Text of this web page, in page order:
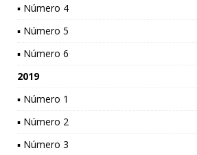
▪ Número 4
▪ Número 5
▪ Número 6
2019
▪ Número 1
▪ Número 2
▪ Número 3